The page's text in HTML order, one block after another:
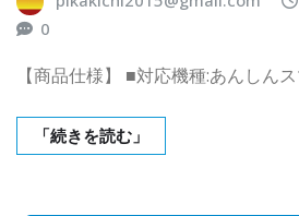
0
【商品仕様】 ■対応機種:あんしん
「続きを読む」